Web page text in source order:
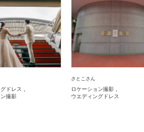
ドレス
撮影
さとこさん
ロケーション撮影
ウエディングドレス